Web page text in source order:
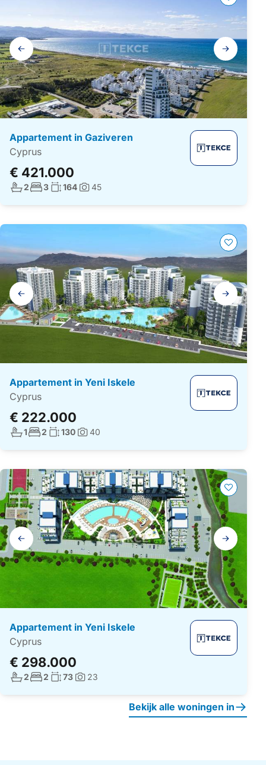
Galerij
navigatie
Appartement in Gaziveren
Cyprus
€ 421.000
Aantal badkamers:
2Aantal slaapkamers:
3Woonoppervlakte:
164Foto's:
45
Galerij
navigatie
Appartement in Yeni Iskele
Cyprus
€ 222.000
Aantal badkamers:
1Aantal slaapkamers:
2 Woonoppervlakte:
130Foto's:
40
Galerij
navigatie
Appartement in Yeni Iskele
Cyprus
€ 298.000
Aantal badkamers:
2Aantal slaapkamers:
2 Woonoppervlakte:
73Foto's:
23
Bekijk alle woningen in